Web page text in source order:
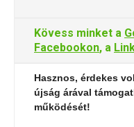
Kövess minket a
Facebookon, a
Hasznos, érdekes
újság árával
működését!